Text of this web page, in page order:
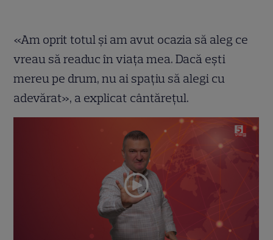
«Am oprit totul și am avut ocazia să aleg ce
vreau să readuc în viața mea. Dacă ești
mereu pe drum, nu ai spațiu să alegi cu
adevărat», a explicat cântărețul.